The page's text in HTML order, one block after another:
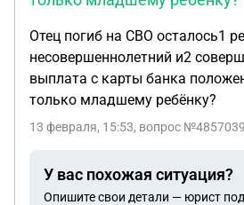
Отец погиб на СВО осталось1
несовершеннолетний и2
выплата с карты банка
только младшему ребёнку?
13 февраля, 15:53, вопрос
У вас похожая ситуация?
Опишите свои детали — юрист